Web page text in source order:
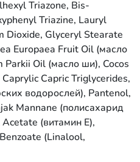
Triazone, Bis-
Triazine, Lauryl
Dioxide, Glycеrуl Stearate
Europaea Fruit Oil (масло
Oil (масло ши), Cocos
Capric Triglycerides,
водорослей), Pantenol,
Mannane (полисахарид
(витамин Е),
(Linalool,